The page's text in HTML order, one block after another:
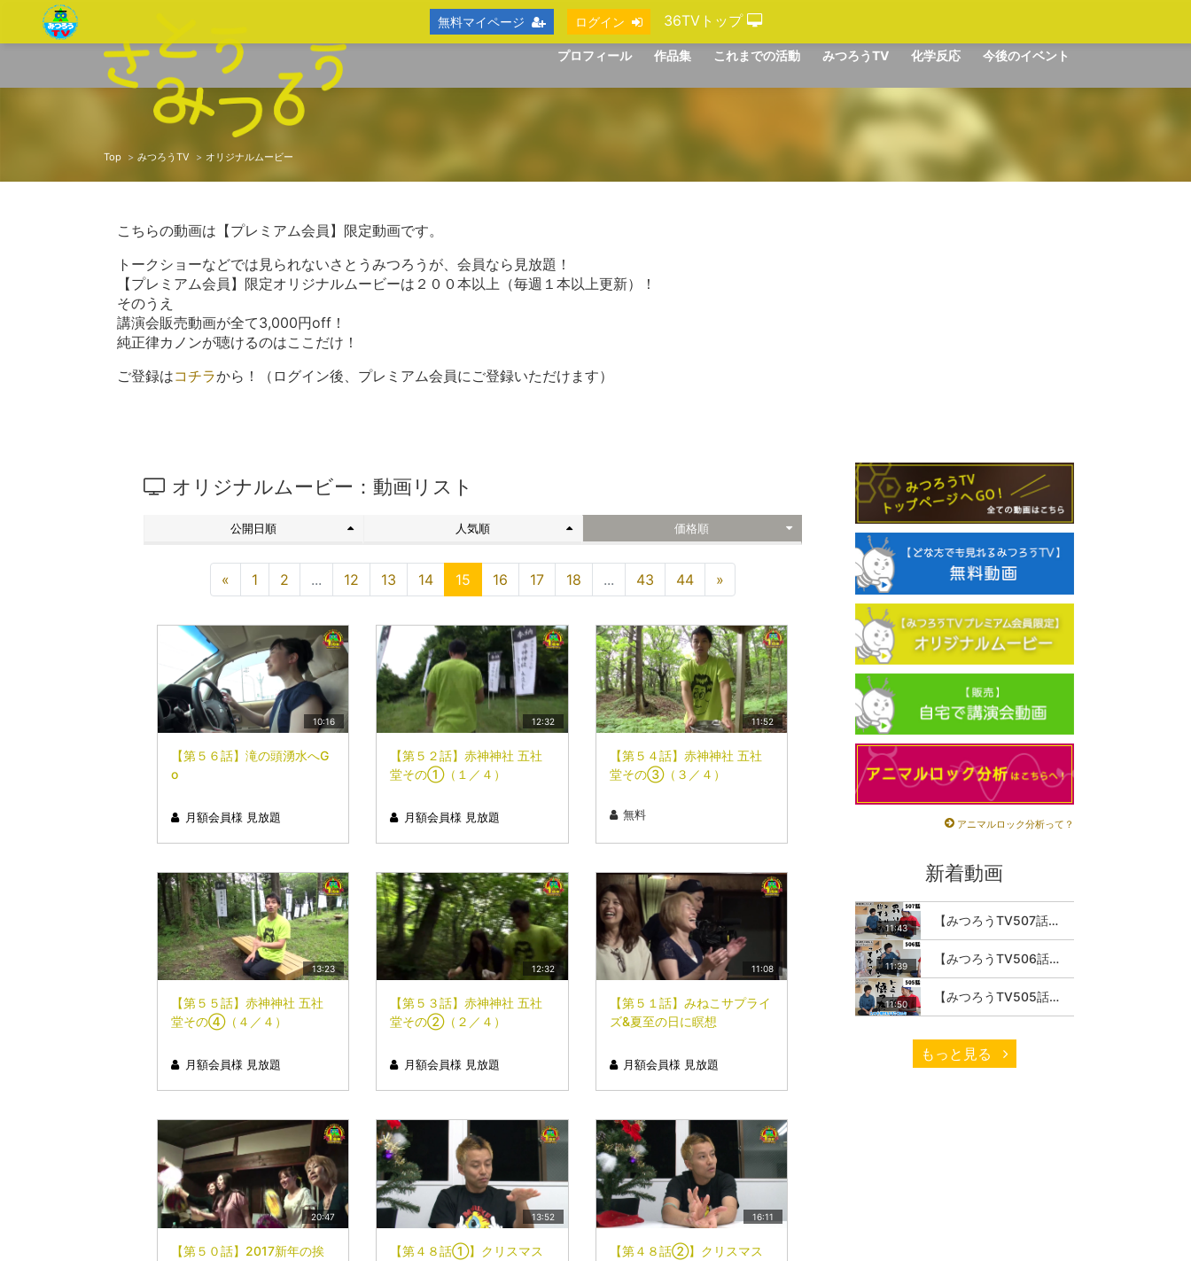
プロフィール 作品集 これまでの活動 みつろうTV 化学反応 今後のイベント
Top みつろうTV オリジナルムービー
こちらの動画は【プレミアム会員】限定動画です。
トークショーなどでは見られないさとうみつろうが、会員なら見放題！
【プレミアム会員】限定オリジナルムービーは２００本以上（毎週１本以上更新）！
そのうえ
講演会販売動画が全て3,000円off！
純正律カノンが聴けるのはここだけ！
ご登録はコチラから！（ログイン後、プレミアム会員にご登録いただけます）
オリジナルムービー：動画リスト
公開日順 人気順 価格順
« 1 2 ... 12 13 14 15 16 17 18 ... 43 44 »
10:16
【第５６話】滝の頭湧水へG
o
月額会員様 見放題
12:32
【第５２話】赤神神社 五社
堂その①（１／４）
月額会員様 見放題
11:52
【第５４話】赤神神社 五社
堂その③（３／４）
無料
13:23
【第５５話】赤神神社 五社
堂その④（４／４）
月額会員様 見放題
12:32
【第５３話】赤神神社 五社
堂その②（２／４）
月額会員様 見放題
11:08
【第５１話】みねこサプライ
ズ&夏至の日に瞑想
月額会員様 見放題
20:47
【第５０話】2017新年の挨
13:52
【第４８話①】クリスマス
16:11
【第４８話②】クリスマス
アニマルロック分析って？
無料マイページ ログイン 36TVトップ
新着動画
11:43 【みつろうTV507話】さとうみつろう『サトレル男塾』編③「快楽は“自分のカラダの内側”にしかない」
11:39 【みつろうTV506話】さとうみつろう『サトレル男塾』編②「不思議な棒をお尻に…」
11:50 【みつろうTV505話】さとうみつろう『サトレル男塾』編①「“快感不足”のこの世の中…悟ってみたいと思いませんか？」
もっと見る